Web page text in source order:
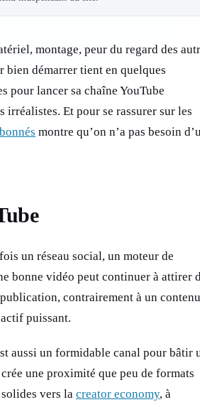
montage, peur du regard des
bien démarrer tient en quelques
pour lancer sa chaîne YouTube
irréalistes. Et pour se rassurer sur les
montre qu’on n’a pas besoin
un réseau social, un moteur de
bonne vidéo peut continuer à attirer
contrairement à un contenu
puissant.
aussi un formidable canal pour bâtir
une proximité que peu de formats
solides vers la creator economy, à